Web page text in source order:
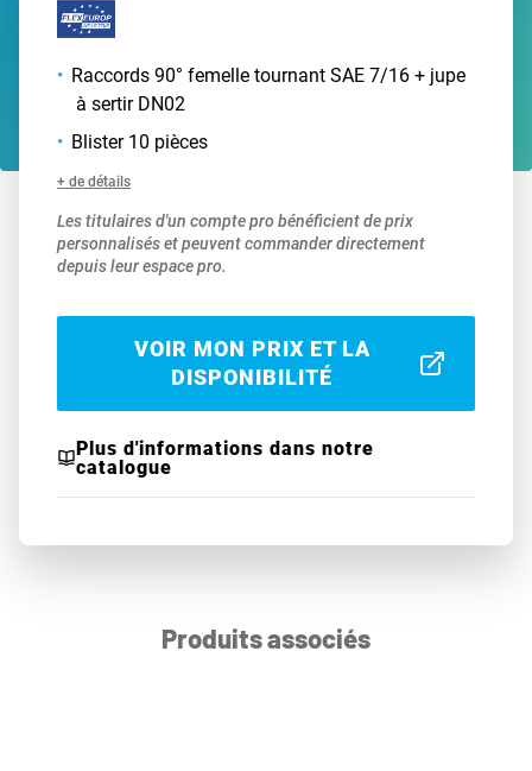
Raccords 90° femelle tournant SAE 7/16 + jupe
à sertir DN02
Blister 10 pièces
+ de détails
Les titulaires d'un compte pro bénéficient de prix
personnalisés et peuvent commander directement
depuis leur espace pro.
VOIR MON PRIX ET LA
DISPONIBILITÉ
Plus d'informations dans notre
catalogue
Produits associés